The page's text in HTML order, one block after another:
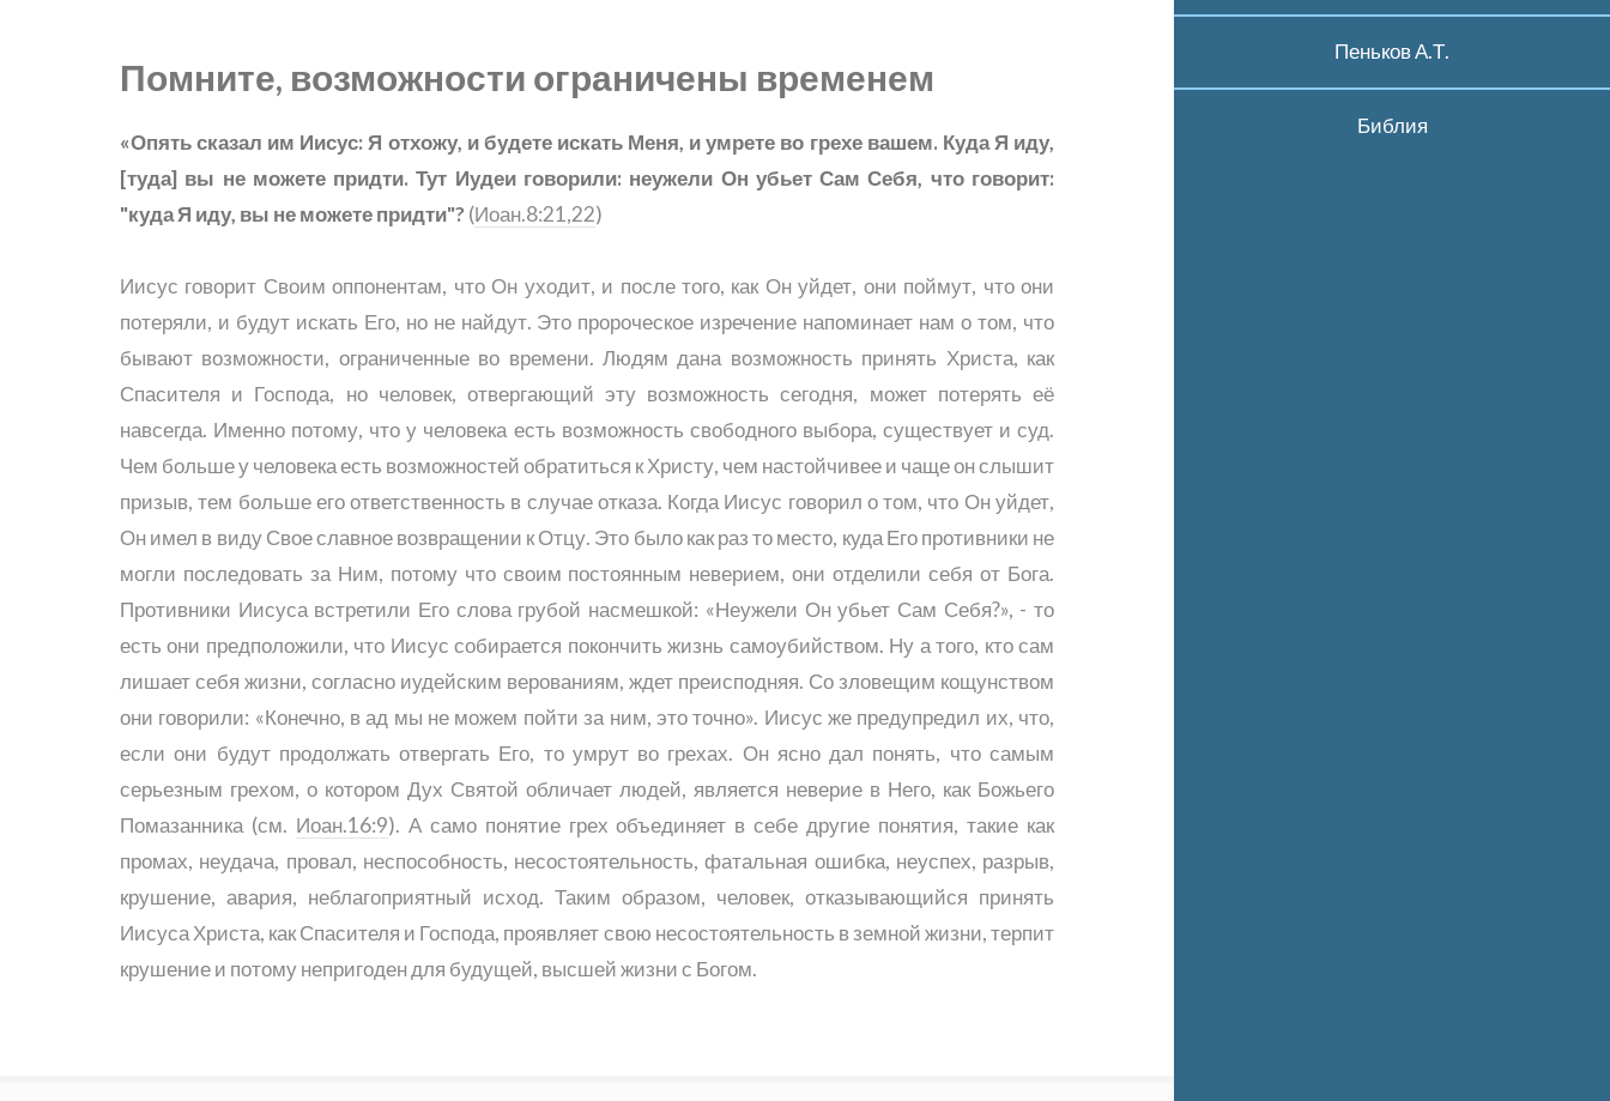
Пеньков А.Т.
Библия
Помните, возможности ограничены временем
«Опять сказал им Иисус: Я отхожу, и будете искать Меня, и умрете во грехе вашем. Куда Я иду,
[туда] вы не можете придти. Тут Иудеи говорили: неужели Он убьет Сам Себя, что говорит:
"куда Я иду, вы не можете придти"? (Иоан.8:21,22)
Иисус говорит Своим оппонентам, что Он уходит, и после того, как Он уйдет, они поймут, что они
потеряли, и будут искать Его, но не найдут. Это пророческое изречение напоминает нам о том, что
бывают возможности, ограниченные во времени. Людям дана возможность принять Христа, как
Спасителя и Господа, но человек, отвергающий эту возможность сегодня, может потерять её
навсегда. Именно потому, что у человека есть возможность свободного выбора, существует и суд.
Чем больше у человека есть возможностей обратиться к Христу, чем настойчивее и чаще он слышит
призыв, тем больше его ответственность в случае отказа. Когда Иисус говорил о том, что Он уйдет,
Он имел в виду Свое славное возвращении к Отцу. Это было как раз то место, куда Его противники не
могли последовать за Ним, потому что своим постоянным неверием, они отделили себя от Бога.
Противники Иисуса встретили Его слова грубой насмешкой: «Неужели Он убьет Сам Себя?», - то
есть они предположили, что Иисус собирается покончить жизнь самоубийством. Ну а того, кто сам
лишает себя жизни, согласно иудейским верованиям, ждет преисподняя. Со зловещим кощунством
они говорили: «Конечно, в ад мы не можем пойти за ним, это точно». Иисус же предупредил их, что,
если они будут продолжать отвергать Его, то умрут во грехах. Он ясно дал понять, что самым
серьезным грехом, о котором Дух Святой обличает людей, является неверие в Него, как Божьего
Помазанника (см. Иоан.16:9). А само понятие грех объединяет в себе другие понятия, такие как
промах, неудача, провал, неспособность, несостоятельность, фатальная ошибка, неуспех, разрыв,
крушение, авария, неблагоприятный исход. Таким образом, человек, отказывающийся принять
Иисуса Христа, как Спасителя и Господа, проявляет свою несостоятельность в земной жизни, терпит
крушение и потому непригоден для будущей, высшей жизни с Богом.